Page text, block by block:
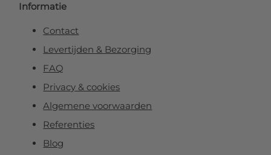
Informatie
Contact
Levertijden & Bezorging
FAQ
Privacy & cookies
Algemene voorwaarden
Referenties
Blog